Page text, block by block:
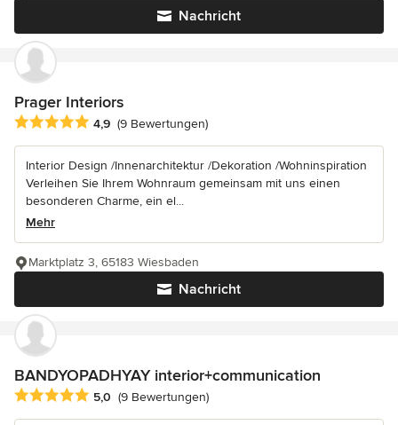
Nachricht
Prager Interiors
Durchschnittliche Bewertung: 4.9 von 5 Sternen
4,9 (9 Bewertungen)
Interior Design /Innenarchitektur /Dekoration /Wohninspiration
Verleihen Sie Ihrem Wohnraum gemeinsam mit uns einen
besonderen Charme, ein el...
Mehr
Nachricht
Marktplatz 3, 65183 Wiesbaden
BANDYOPADHYAY interior+communication
Durchschnittliche Bewertung: 5 von 5 Sternen
5,0 (9 Bewertungen)